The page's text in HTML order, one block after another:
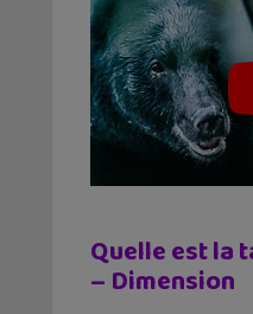
Quelle est la
– Dimension